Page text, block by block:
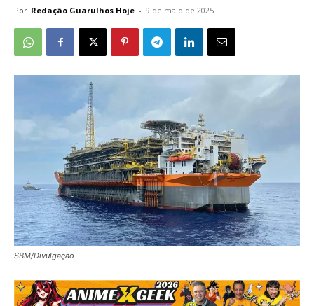
Por Redação Guarulhos Hoje - 9 de maio de 2025
SBM/Divulgação